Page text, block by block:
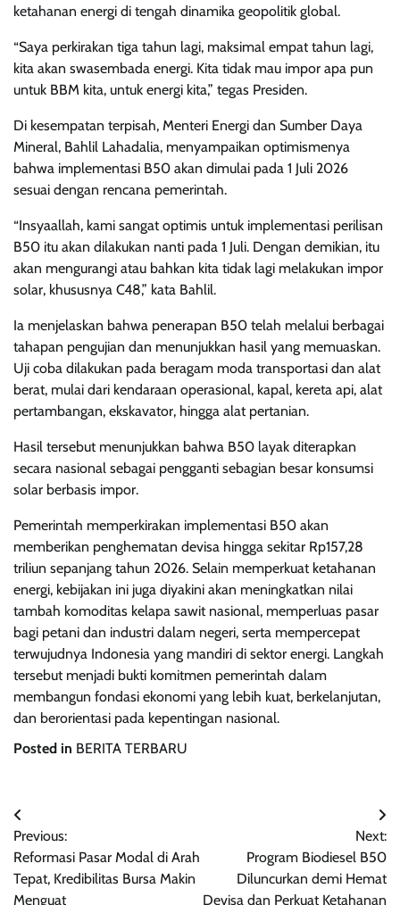
ketahanan energi di tengah dinamika geopolitik global.
“Saya perkirakan tiga tahun lagi, maksimal empat tahun lagi,
kita akan swasembada energi. Kita tidak mau impor apa pun
untuk BBM kita, untuk energi kita,” tegas Presiden.
Di kesempatan terpisah, Menteri Energi dan Sumber Daya
Mineral, Bahlil Lahadalia, menyampaikan optimismenya
bahwa implementasi B50 akan dimulai pada 1 Juli 2026
sesuai dengan rencana pemerintah.
“Insyaallah, kami sangat optimis untuk implementasi perilisan
B50 itu akan dilakukan nanti pada 1 Juli. Dengan demikian, itu
akan mengurangi atau bahkan kita tidak lagi melakukan impor
solar, khususnya C48,” kata Bahlil.
Ia menjelaskan bahwa penerapan B50 telah melalui berbagai
tahapan pengujian dan menunjukkan hasil yang memuaskan.
Uji coba dilakukan pada beragam moda transportasi dan alat
berat, mulai dari kendaraan operasional, kapal, kereta api, alat
pertambangan, ekskavator, hingga alat pertanian.
Hasil tersebut menunjukkan bahwa B50 layak diterapkan
secara nasional sebagai pengganti sebagian besar konsumsi
solar berbasis impor.
Pemerintah memperkirakan implementasi B50 akan
memberikan penghematan devisa hingga sekitar Rp157,28
triliun sepanjang tahun 2026. Selain memperkuat ketahanan
energi, kebijakan ini juga diyakini akan meningkatkan nilai
tambah komoditas kelapa sawit nasional, memperluas pasar
bagi petani dan industri dalam negeri, serta mempercepat
terwujudnya Indonesia yang mandiri di sektor energi. Langkah
tersebut menjadi bukti komitmen pemerintah dalam
membangun fondasi ekonomi yang lebih kuat, berkelanjutan,
dan berorientasi pada kepentingan nasional.
Posted in BERITA TERBARU
Navigasi
pos
Previous:
Reformasi Pasar Modal di Arah
Tepat, Kredibilitas Bursa Makin
Menguat
Next:
Program Biodiesel B50
Diluncurkan demi Hemat
Devisa dan Perkuat Ketahanan